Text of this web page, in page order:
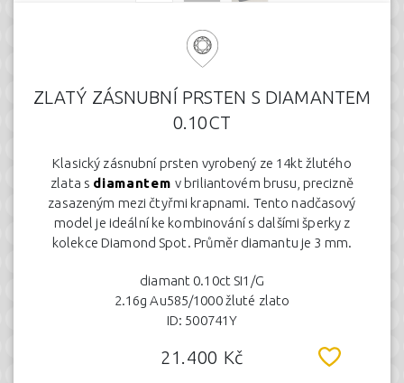
ZLATÝ ZÁSNUBNÍ PRSTEN S DIAMANTEM
0.10CT
Klasický zásnubní prsten vyrobený ze 14kt žlutého
zlata s diamantem v briliantovém brusu, precizně
zasazeným mezi čtyřmi krapnami. Tento nadčasový
model je ideální ke kombinování s dalšími šperky z
kolekce Diamond Spot. Průměr diamantu je 3 mm.
diamant 0.10ct SI1/G
2.16g Au585/1000 žluté zlato
ID: 500741Y
21.400 Kč